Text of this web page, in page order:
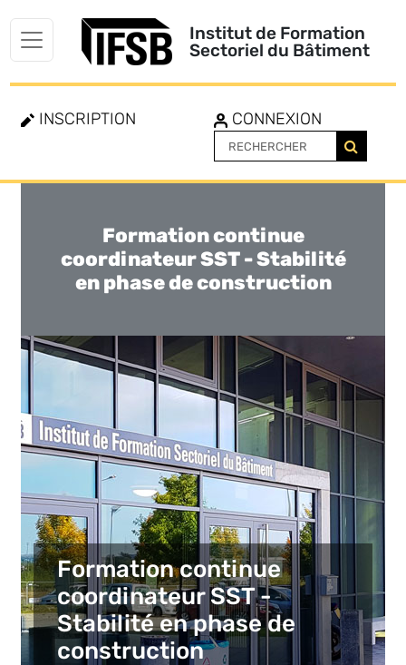
Institut de Formation
Sectoriel du Bâtiment
INSCRIPTION CONNEXION
navigation
Formation continue
coordinateur SST - Stabilité
en phase de construction
Formation continue
coordinateur SST -
Stabilité en phase de
construction